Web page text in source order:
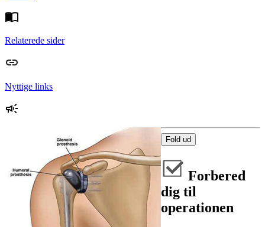
Relaterede sider
Nyttige links
Fold ud
Forbered
dig til
operationen